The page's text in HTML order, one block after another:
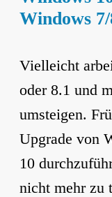
Windows
Vielleicht
oder 8.1 und
umsteigen.
Upgrade von
10
nicht mehr zu